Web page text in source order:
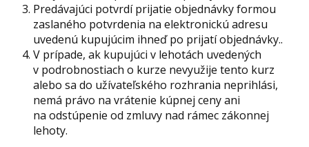
Predávajúci potvrdí prijatie objednávky formou
zaslaného potvrdenia na elektronickú adresu
uvedenú kupujúcim ihneď po prijatí objednávky..
V prípade, ak kupujúci v lehotách uvedených
v podrobnostiach o kurze nevyužije tento kurz
alebo sa do užívateľského rozhrania neprihlási,
nemá právo na vrátenie kúpnej ceny ani
na odstúpenie od zmluvy nad rámec zákonnej
lehoty.